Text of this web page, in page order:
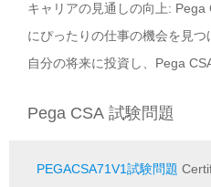
キャリアの見通しの向上:
にぴったりの仕事の機会を見つ
自分の将来に投資し、Pega
Pega CSA 試験問題
PEGACSA71V1試験問題